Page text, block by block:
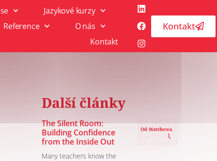
Jazykové kurzy
Reference
O nás
Kontakt
Kontakt
Další články
The Silent Room:
Building Confidence
from the Inside Out
Many teachers know the